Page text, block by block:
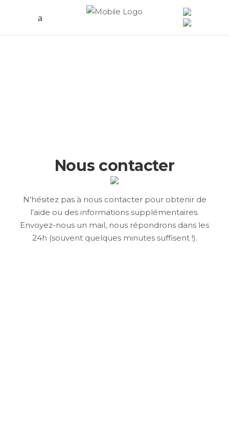
Nous contacter
N’hésitez pas à nous contacter pour obtenir de
l’aide ou des informations supplémentaires.
Envoyez-nous un mail, nous répondrons dans les
24h (souvent quelques minutes suffisent !).